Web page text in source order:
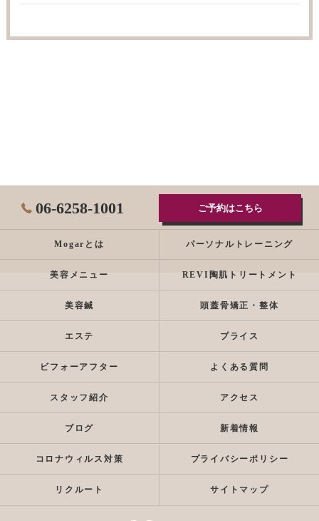
06-6258-1001 ご予約はこちら
Mogarとは パーソナルトレーニング
美容メニュー REVI陶肌トリートメント
美容鍼 頭蓋骨矯正・整体
エステ プライス
ビフォーアフター よくある質問
スタッフ紹介 アクセス
ブログ 新着情報
コロナウィルス対策 プライバシーポリシー
リクルート サイトマップ